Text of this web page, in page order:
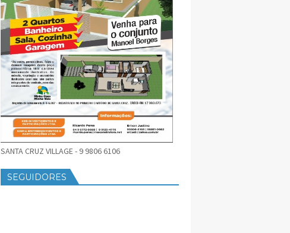
SANTA CRUZ VILLAGE - 9 9806 6106
SEGUIDORES